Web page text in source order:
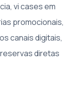
vi cases em
promocionais,
canais digitais,
diretas